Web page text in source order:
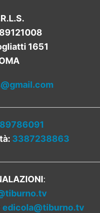
1651
3387238863
:
edicola@tiburno.tv